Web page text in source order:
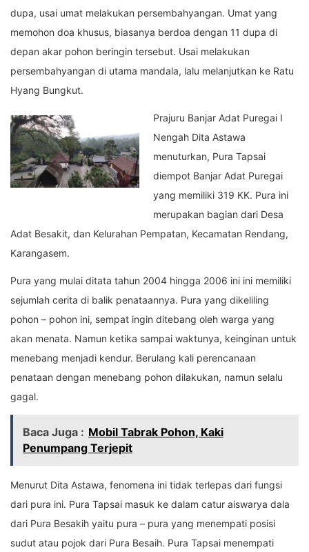
dupa, usai umat melakukan persembahyangan. Umat yang
memohon doa khusus, biasanya berdoa dengan 11 dupa di
depan akar pohon beringin tersebut. Usai melakukan
persembahyangan di utama mandala, lalu melanjutkan ke Ratu
Hyang Bungkut.
Prajuru Banjar Adat Puregai I
Nengah Dita Astawa
menuturkan, Pura Tapsai
diempot Banjar Adat Puregai
yang memiliki 319 KK. Pura ini
merupakan bagian dari Desa
Adat Besakit, dan Kelurahan Pempatan, Kecamatan Rendang,
Karangasem.
Pura yang mulai ditata tahun 2004 hingga 2006 ini ini memiliki
sejumlah cerita di balik penataannya. Pura yang dikeliling
pohon – pohon ini, sempat ingin ditebang oleh warga yang
akan menata. Namun ketika sampai waktunya, keinginan untuk
menebang menjadi kendur. Berulang kali perencanaan
penataan dengan menebang pohon dilakukan, namun selalu
gagal.
Baca Juga : Mobil Tabrak Pohon, Kaki
Penumpang Terjepit
Menurut Dita Astawa, fenomena ini tidak terlepas dari fungsi
dari pura ini. Pura Tapsai masuk ke dalam catur aiswarya dala
dari Pura Besakih yaitu pura – pura yang menempati posisi
sudut atau pojok dari Pura Besaih. Pura Tapsai menempati